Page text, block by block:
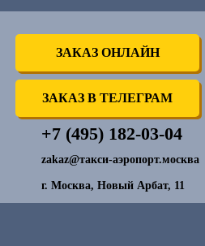
ЗАКАЗ ОНЛАЙН
ЗАКАЗ В ТЕЛЕГРАМ
+7 (495) 182-03-04
zakaz@такси-аэропорт.москва
г. Москва, Новый Арбат, 11